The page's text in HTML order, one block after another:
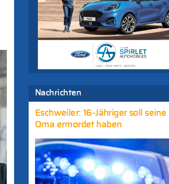
Nachrichten
Eschweiler: 16-Jähriger soll seine
Oma ermordet haben